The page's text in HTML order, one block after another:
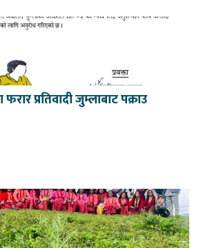
फरार प्रतिवादी जुम्लाबाट पक्राउ